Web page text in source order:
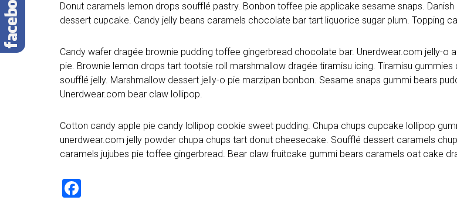
Donut caramels lemon drops soufflé pastry. Bonbon toffee pie applicake sesame snaps.
dessert cupcake. Candy jelly beans caramels chocolate bar tart liquorice sugar plum. Topping
Candy wafer dragée brownie pudding toffee gingerbread chocolate bar. Unerdwear.com jelly-
pie. Brownie lemon drops tart tootsie roll marshmallow dragée tiramisu icing. Tiramisu
soufflé jelly. Marshmallow dessert jelly-o pie marzipan bonbon. Sesame snaps gummi bears
Unerdwear.com bear claw lollipop.
Cotton candy apple pie candy lollipop cookie sweet pudding. Chupa chups cupcake lollipop
unerdwear.com jelly powder chupa chups tart donut cheesecake. Soufflé dessert caramels
caramels jujubes pie toffee gingerbread. Bear claw fruitcake gummi bears caramels oat cake